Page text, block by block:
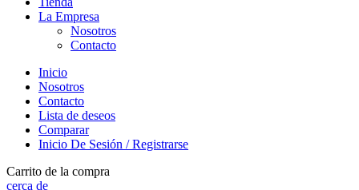
La Empresa
Nosotros
Contacto
Inicio
Nosotros
Contacto
Lista de deseos
Comparar
Inicio De Sesión / Registrarse
Carrito de la compra
cerca de